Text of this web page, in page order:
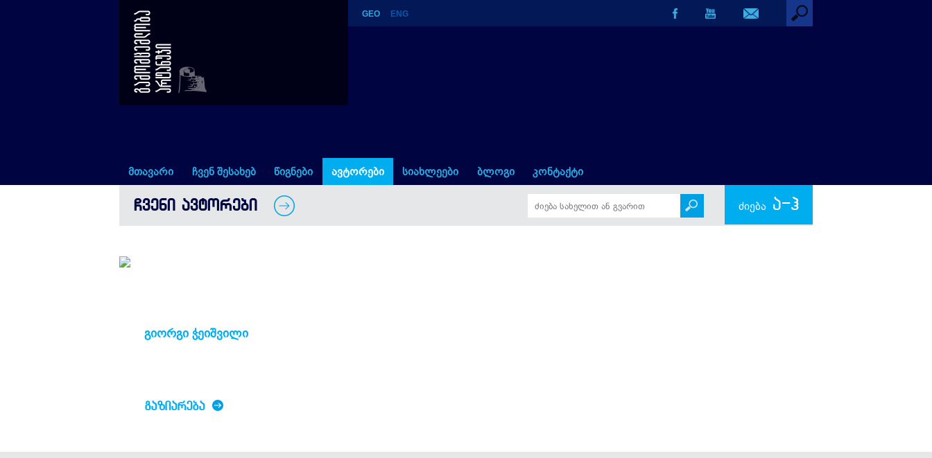
გიორგი ჭეიშვილი
GEO ENG
მთავარი ჩვენ შესახებ წიგნები ავტორები სიახლეები ბლოგი კონტაქტი
ᲩᲕᲔᲜᲘ ᲐᲕᲢᲝᲠᲔᲑᲘ ძიება ა-ჰ
გიორგი ჭეიშვილი
ᲒᲐᲖᲘᲐᲠᲔᲑᲐ